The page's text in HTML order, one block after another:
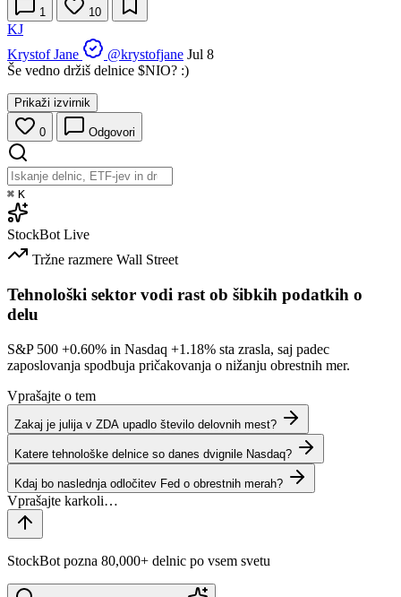
1 10
KJ
Krystof Jane
@krystofjane Jul 8
Še vedno držiš delnice $NIO? :)
Prikaži izvirnik
0 Odgovori
⌘ K
StockBot Live
Tržne razmere Wall Street
Tehnološki sektor vodi rast ob šibkih podatkih o
delu
S&P 500 +0.60% in Nasdaq +1.18% sta zrasla, saj padec
zaposlovanja spodbuja pričakovanja o nižanju obrestnih mer.
Vprašajte o tem
Zakaj je julija v ZDA upadlo število delovnih mest?
Katere tehnološke delnice so danes dvignile Nasdaq?
Kdaj bo naslednja odločitev Fed o obrestnih merah?
StockBot pozna 80,000+ delnic po vsem svetu